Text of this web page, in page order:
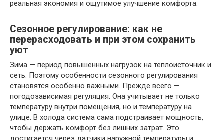
реальная экономия и ощутимое улучшение комфорта.
Сезонное регулирование: как не
перерасходовать и при этом сохранить
уют
Зима — период повышенных нагрузок на теплоисточник и
сеть. Поэтому особенности сезонного регулирования
становятся особенно важными. Прежде всего —
погодозависимая регуляция. Она учитывает не только
температуру внутри помещения, но и температуру на
улице. В холода система сама подстраивает мощность,
чтобы держать комфорт без лишних затрат. Это